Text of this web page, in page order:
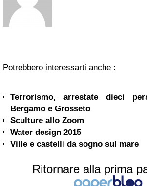
Potrebbero interessarti anche :
Terrorismo, arrestate dieci
Bergamo e Grosseto
Sculture allo Zoom
Water design 2015
Ville e castelli da sogno sul mare
Ritornare alla prima